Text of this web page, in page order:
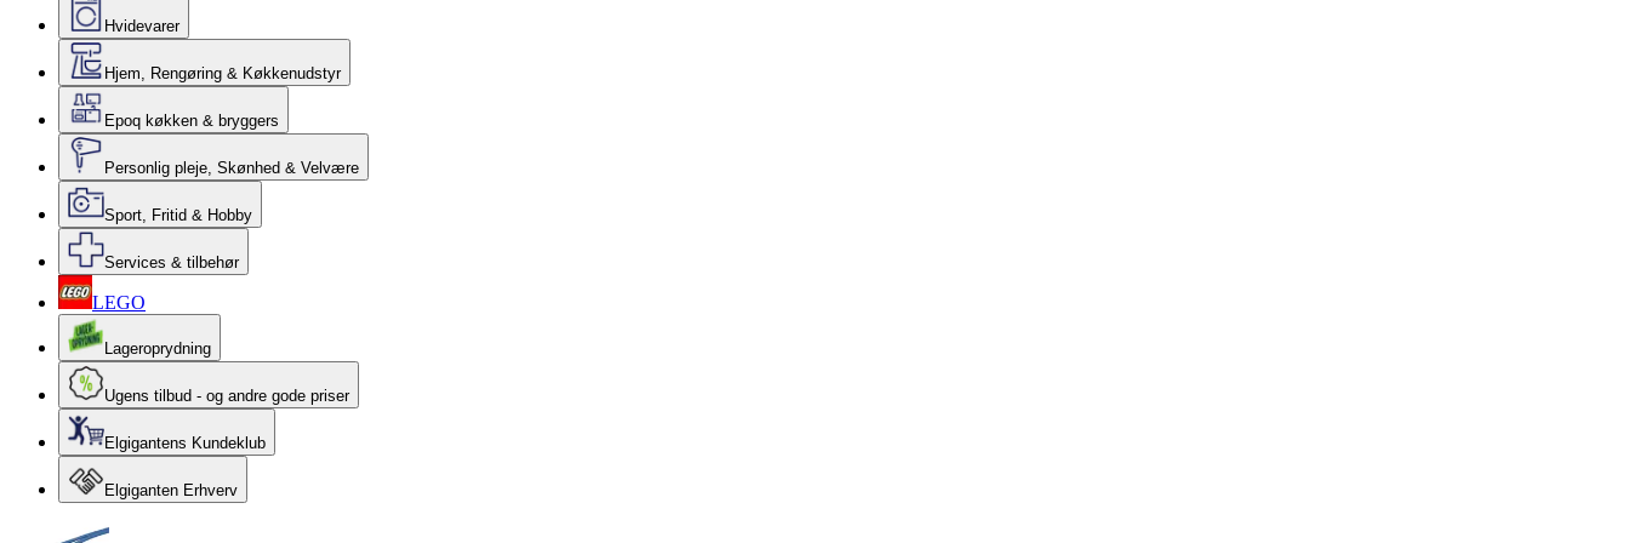
Hvidevarer
Hjem, Rengøring & Køkkenudstyr
Epoq køkken & bryggers
Personlig pleje, Skønhed & Velvære
Sport, Fritid & Hobby
Services & tilbehør
LEGO
Lageroprydning
Ugens tilbud - og andre gode priser
Elgigantens Kundeklub
Elgiganten Erhverv